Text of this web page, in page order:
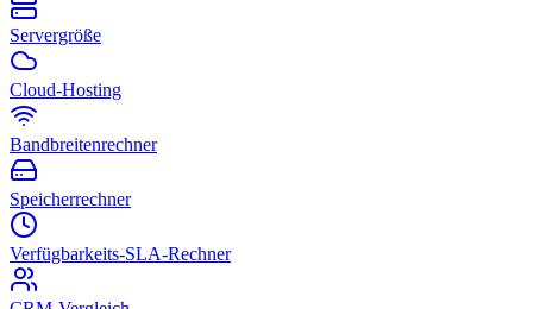
Servergröße
Cloud-Hosting
Bandbreitenrechner
Speicherrechner
Verfügbarkeits-SLA-Rechner